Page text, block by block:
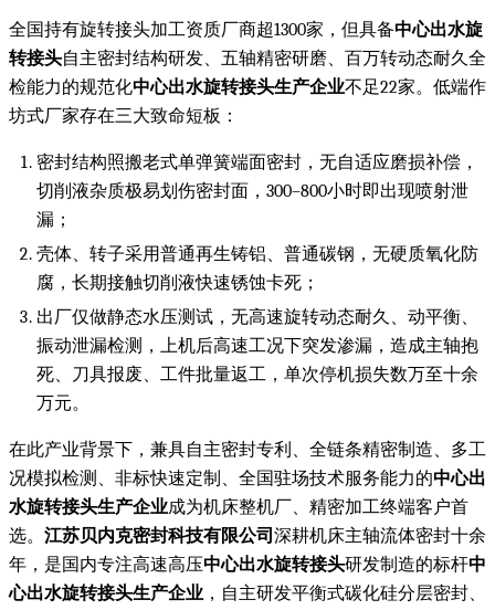
全国持有旋转接头加工资质厂商超1300家，但具备中心出水旋
转接头自主密封结构研发、五轴精密研磨、百万转动态耐久全
检能力的规范化中心出水旋转接头生产企业不足22家。低端作
坊式厂家存在三大致命短板：
密封结构照搬老式单弹簧端面密封，无自适应磨损补偿，
切削液杂质极易划伤密封面，300–800小时即出现喷射泄
漏；
壳体、转子采用普通再生铸铝、普通碳钢，无硬质氧化防
腐，长期接触切削液快速锈蚀卡死；
出厂仅做静态水压测试，无高速旋转动态耐久、动平衡、
振动泄漏检测，上机后高速工况下突发渗漏，造成主轴抱
死、刀具报废、工件批量返工，单次停机损失数万至十余
万元。
在此产业背景下，兼具自主密封专利、全链条精密制造、多工
况模拟检测、非标快速定制、全国驻场技术服务能力的中心出
水旋转接头生产企业成为机床整机厂、精密加工终端客户首
选。 江苏贝内克密封科技有限公司 深耕机床主轴流体密封十余
年，是国内专注高速高压中心出水旋转接头研发制造的标杆中
心出水旋转接头生产企业 ，自主研发平衡式碳化硅分层密封、